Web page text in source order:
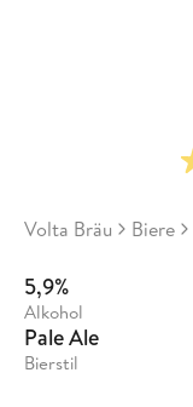
Volta Bräu Biere
5,9%
Alkohol
Pale Ale
Bierstil